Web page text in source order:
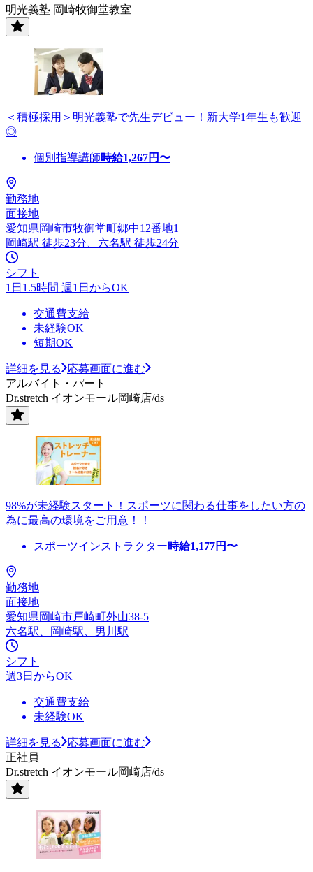
明光義塾 岡崎牧御堂教室
＜積極採用＞明光義塾で先生デビュー！新大学1年生も歓迎
◎
個別指導講師時給1,267円〜
勤務地
面接地
愛知県岡崎市牧御堂町郷中12番地1
岡崎駅 徒歩23分、六名駅 徒歩24分
シフト
1日1.5時間 週1日からOK
交通費支給
未経験OK
短期OK
詳細を見る
応募画面に進む
アルバイト・パート
Dr.stretch イオンモール岡崎店/ds
98%が未経験スタート！スポーツに関わる仕事をしたい方の
為に最高の環境をご用意！！
スポーツインストラクター時給1,177円〜
勤務地
面接地
愛知県岡崎市戸崎町外山38-5
六名駅、岡崎駅、男川駅
シフト
週3日からOK
交通費支給
未経験OK
詳細を見る
応募画面に進む
正社員
Dr.stretch イオンモール岡崎店/ds